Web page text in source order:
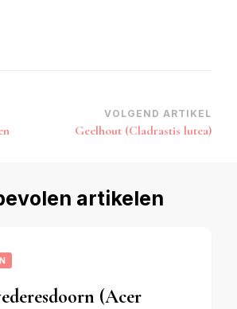
VOLGEND ARTIKEL
Geelhout (Cladrastis lutea)
artikelen
(Acer